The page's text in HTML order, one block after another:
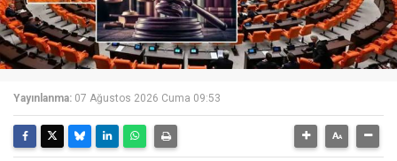
Yayınlanma: 07 Ağustos 2026 Cuma 09:53